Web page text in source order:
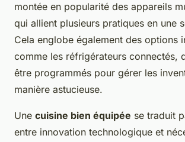
montée en popularité des appareils
qui allient plusieurs pratiques en une
Cela englobe également des options
comme les réfrigérateurs connectés,
être programmés pour gérer les
manière astucieuse.
Une cuisine bien équipée se traduit
entre innovation technologique et